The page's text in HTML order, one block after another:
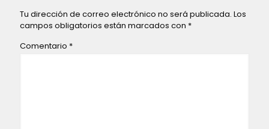
Tu dirección de correo electrónico no será publicada. Los
campos obligatorios están marcados con *
Comentario *